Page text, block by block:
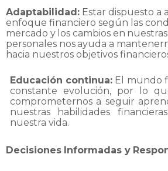
Adaptabilidad: Estar dispuesto a
enfoque financiero según las
mercado y los cambios en nuestras
personales nos ayuda a
hacia nuestros objetivos
Educación continua: El mundo
constante
evolución, por lo
comprometernos a seguir
nuestras habilidades
nuestra vida.
Decisiones Informadas y